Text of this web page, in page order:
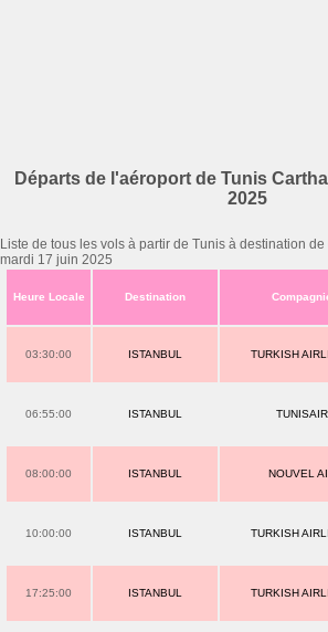
Départs de l'aéroport de Tunis
2025
Liste de tous les vols à partir de Tunis à destination
mardi 17 juin 2025
Heure Locale Destination
03:30:00 ISTANBUL TURKISH
06:55:00 ISTANBUL TUNISAIR
08:00:00 ISTANBUL NOUVEL
10:00:00 ISTANBUL TURKISH
17:25:00 ISTANBUL TURKISH